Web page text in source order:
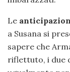
Le
a Susana si
sapere che
riflettuto, i due